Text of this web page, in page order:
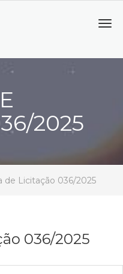
2025
de Licitação 036/2025
036/2025